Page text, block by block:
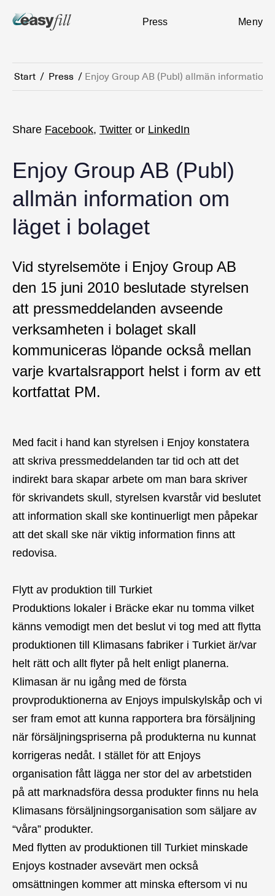
Press Meny
Start / Press / Enjoy Group AB (Publ) allmän information
Share Facebook, Twitter or LinkedIn
Enjoy Group AB (Publ)
allmän information om
läget i bolaget
Vid styrelsemöte i Enjoy Group AB
den 15 juni 2010 beslutade styrelsen
att pressmeddelanden avseende
verksamheten i bolaget skall
kommuniceras löpande också mellan
varje kvartalsrapport helst i form av ett
kortfattat PM.
Med facit i hand kan styrelsen i Enjoy konstatera
att skriva pressmeddelanden tar tid och att det
indirekt bara skapar arbete om man bara skriver
för skrivandets skull, styrelsen kvarstår vid beslutet
att information skall ske kontinuerligt men påpekar
att det skall ske när viktig information finns att
redovisa.
Flytt av produktion till Turkiet
Produktions lokaler i Bräcke ekar nu tomma vilket
känns vemodigt men det beslut vi tog med att flytta
produktionen till Klimasans fabriker i Turkiet är/var
helt rätt och allt flyter på helt enligt planerna.
Klimasan är nu igång med de första
provproduktionerna av Enjoys impulskylskåp och vi
ser fram emot att kunna rapportera bra försäljning
när försäljningspriserna på produkterna nu kunnat
korrigeras nedåt. I stället för att Enjoys
organisation fått lägga ner stor del av arbetstiden
på att marknadsföra dessa produkter finns nu hela
Klimasans försäljningsorganisation som säljare av
“våra” produkter.
Med flytten av produktionen till Turkiet minskade
Enjoys kostnader avsevärt men också
omsättningen kommer att minska eftersom vi nu